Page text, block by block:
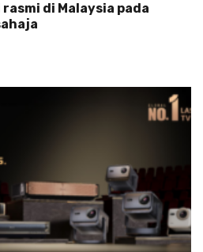
rasmi di Malaysia pada